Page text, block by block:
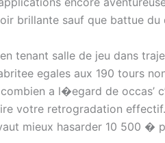
brillante sauf que battue
tenant salle de jeu dans
egales aux 190 tours
a l�egard de occas’
votre retrogradation
mieux hasarder 10 500 �